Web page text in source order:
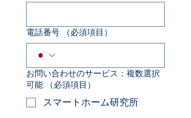
電話番号 （必須項目）
お問い合わせのサービス：複数選択
可能
（必須項目）
スマートホーム研究所